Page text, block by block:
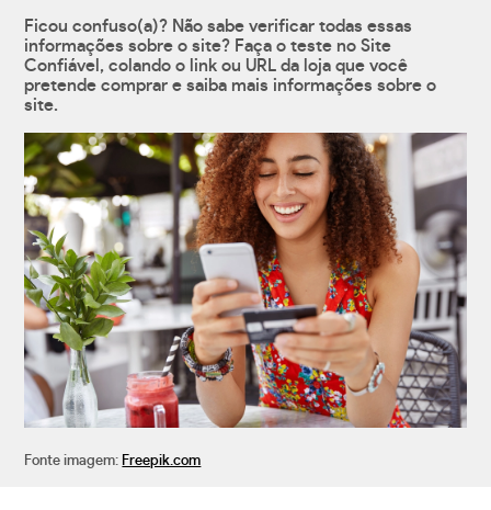
Ficou confuso(a)? Não sabe verificar todas essas
informações sobre o site? Faça o teste no Site
Confiável, colando o link ou URL da loja que você
pretende comprar e saiba mais informações sobre o
site.
Fonte imagem: Freepik.com